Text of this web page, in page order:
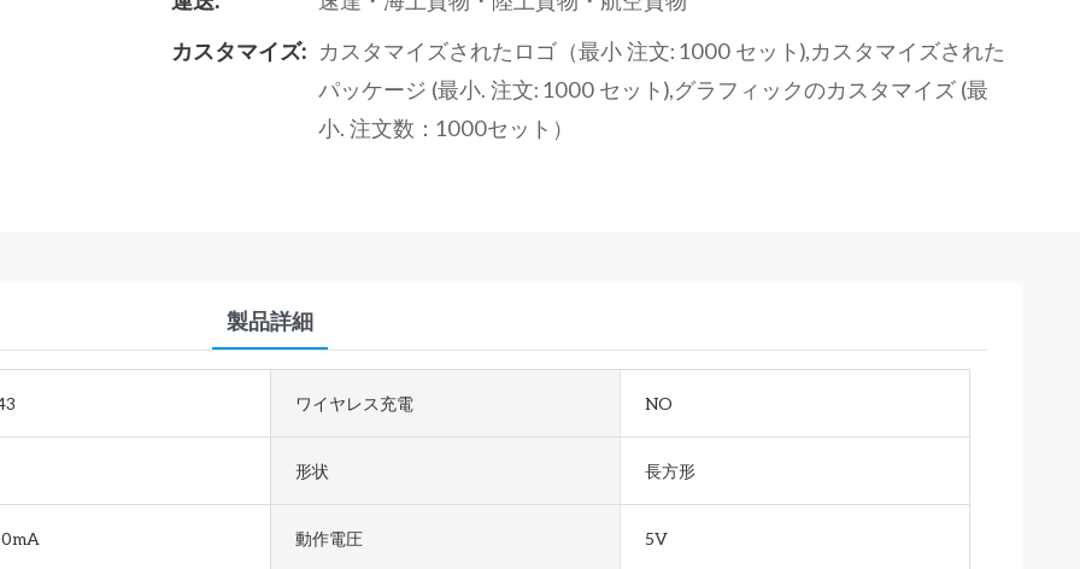
カスタマイズ: カスタマイズされたロゴ（最小 注文: 1000 セット),カスタマイズされた
パッケージ (最小. 注文: 1000 セット),グラフィックのカスタマイズ (最
小. 注文数：1000セット）
製品詳細
ワイヤレス充電 NO
形状 長方形
動作電圧 5V